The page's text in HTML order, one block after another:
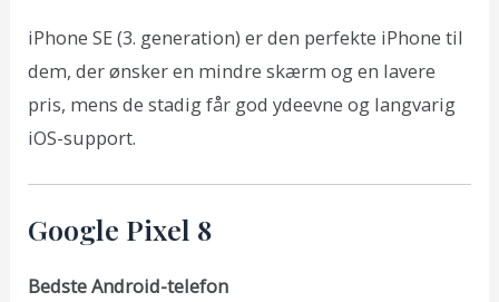
iPhone SE (3. generation) er den perfekte iPhone til
dem, der ønsker en mindre skærm og en lavere
pris, mens de stadig får god ydeevne og langvarig
iOS-support.
Google Pixel 8
Bedste Android-telefon